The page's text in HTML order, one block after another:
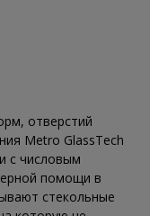
отверстий
Metro GlassTech
с числовым
помощи в
стекольные